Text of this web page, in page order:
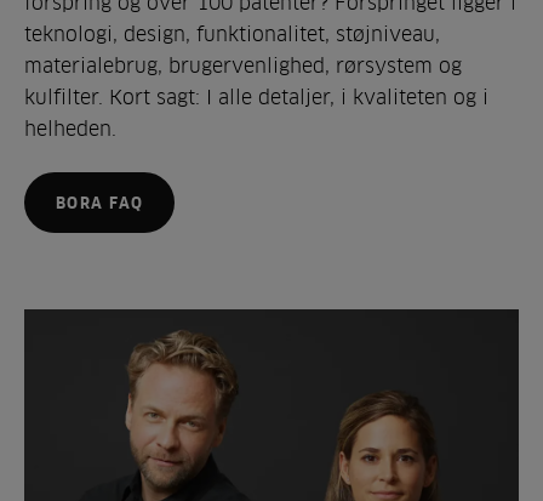
teknologi, design, funktionalitet, støjniveau,
materialebrug, brugervenlighed, rørsystem og
kulfilter. Kort sagt: I alle detaljer, i kvaliteten og i
helheden.
BORA FAQ